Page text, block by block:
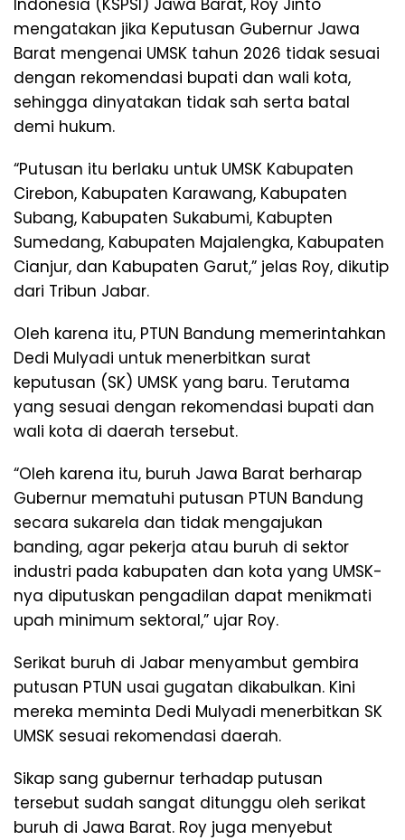
Indonesia (KSPSI) Jawa Barat, Roy Jinto
mengatakan jika Keputusan Gubernur Jawa
Barat mengenai UMSK tahun 2026 tidak sesuai
dengan rekomendasi bupati dan wali kota,
sehingga dinyatakan tidak sah serta batal
demi hukum.
“Putusan itu berlaku untuk UMSK Kabupaten
Cirebon, Kabupaten Karawang, Kabupaten
Subang, Kabupaten Sukabumi, Kabupten
Sumedang, Kabupaten Majalengka, Kabupaten
Cianjur, dan Kabupaten Garut,” jelas Roy, dikutip
dari Tribun Jabar.
Oleh karena itu, PTUN Bandung memerintahkan
Dedi Mulyadi untuk menerbitkan surat
keputusan (SK) UMSK yang baru. Terutama
yang sesuai dengan rekomendasi bupati dan
wali kota di daerah tersebut.
“Oleh karena itu, buruh Jawa Barat berharap
Gubernur mematuhi putusan PTUN Bandung
secara sukarela dan tidak mengajukan
banding, agar pekerja atau buruh di sektor
industri pada kabupaten dan kota yang UMSK-
nya diputuskan pengadilan dapat menikmati
upah minimum sektoral,” ujar Roy.
Serikat buruh di Jabar menyambut gembira
putusan PTUN usai gugatan dikabulkan. Kini
mereka meminta Dedi Mulyadi menerbitkan SK
UMSK sesuai rekomendasi daerah.
Sikap sang gubernur terhadap putusan
tersebut sudah sangat ditunggu oleh serikat
buruh di Jawa Barat. Roy juga menyebut